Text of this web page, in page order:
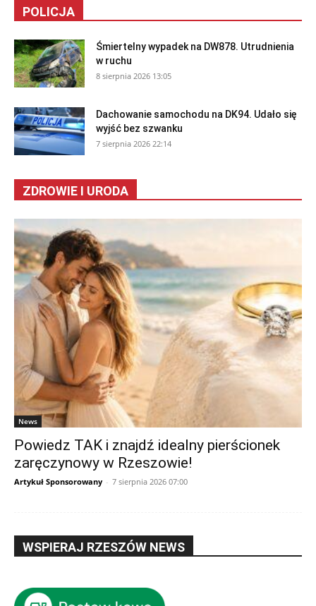
POLICJA
Śmiertelny wypadek na DW878. Utrudnienia
w ruchu
8 sierpnia 2026 13:05
Dachowanie samochodu na DK94. Udało się
wyjść bez szwanku
7 sierpnia 2026 22:14
ZDROWIE I URODA
News
Powiedz TAK i znajdź idealny pierścionek
zaręczynowy w Rzeszowie!
Artykuł Sponsorowany - 7 sierpnia 2026 07:00
WSPIERAJ RZESZÓW NEWS